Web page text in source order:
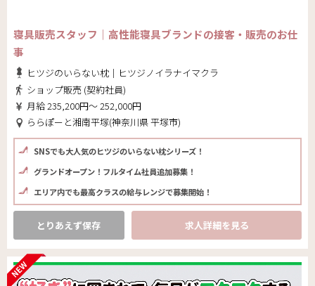
寝具販売スタッフ｜高性能寝具ブランドの接客・販売のお仕
事
ヒツジのいらない枕｜ヒツジノイラナイマクラ
ショップ販売 (契約社員)
月給 235,200円～ 252,000円
ららぽーと湘南平塚(神奈川県 平塚市)
SNSでも大人気のヒツジのいらない枕シリーズ！
グランドオープン！フルタイム社員追加募集！
エリア内でも最高クラスの給与レンジで募集開始！
とりあえず保存 求人詳細を見る